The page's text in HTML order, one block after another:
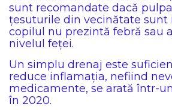
sunt recomandate dacă
țesuturile din vecinătate sunt
copilul nu prezintă febră sau
nivelul feței.
Un simplu drenaj este
reduce inflamația, nefiind
medicamente, se arată într-un
în 2020.